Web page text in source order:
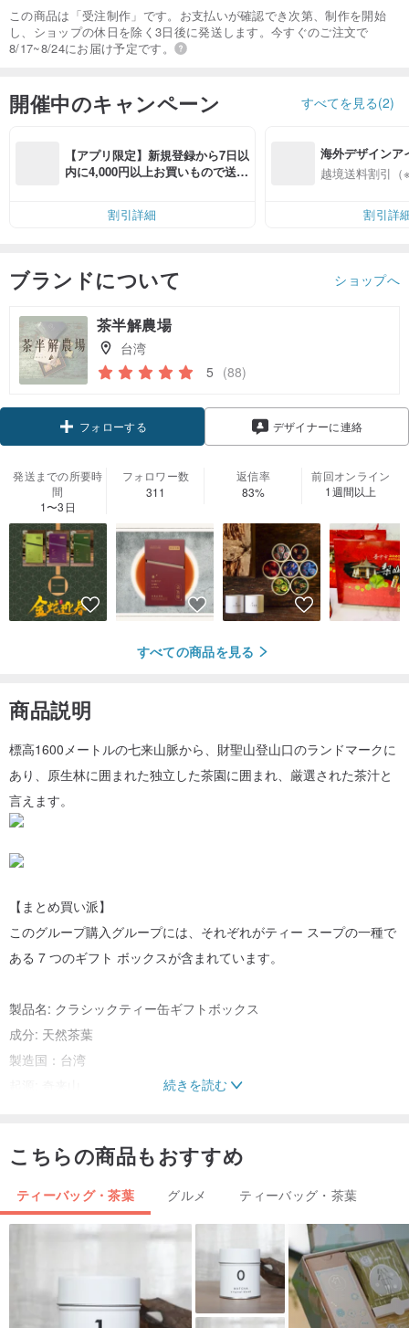
この商品は「受注制作」です。お支払いが確認でき次第、制作を開始
し、ショップの休日を除く3日後に発送します。今すぐのご注文で
8/17~8/24にお届け予定です。
開催中のキャンペーン すべてを見る(2)
【アプリ限定】新規登録から7日以
内に4,000円以上お買いもので送料
割引詳細
海外デザインア
入
越境送料割引（
割引詳
ブランドについて ショップへ
茶半解農場
台湾
5 (88)
フォローする デザイナーに連絡
発送までの所要時
間
1〜3日
フォロワー数
311
返信率
83%
前回オンライン
1週間以上
すべての商品を見る
商品説明
標高1600メートルの七来山脈から、財聖山登山口のランドマークに
あり、原生林に囲まれた独立した茶園に囲まれ、厳選された茶汁と
言えます。
【まとめ買い派】
このグループ購入グループには、それぞれがティー スープの一種で
ある 7 つのギフト ボックスが含まれています。
製品名: クラシックティー缶ギフトボックス
成分: 天然茶葉
製造国：台湾
ベストテイスティング期間：2年
保管方法 高温多湿、直射日光の当たる場所を避けて保管してくださ
続きを読む
こちらの商品もおすすめ
ティーバッグ・茶葉 グルメ ティーバッグ・茶葉